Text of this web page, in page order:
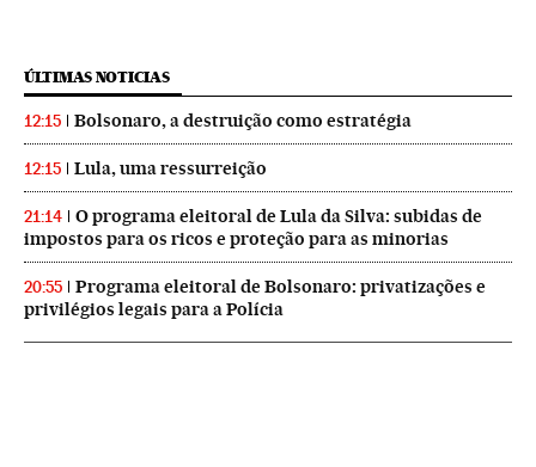
ÚLTIMAS NOTICIAS
12:15 Bolsonaro, a destruição como estratégia
12:15 Lula, uma ressurreição
21:14
O programa eleitoral de Lula da Silva: subidas de
impostos para os ricos e proteção para as minorias
20:55
Programa eleitoral de Bolsonaro: privatizações e
privilégios legais para a Polícia